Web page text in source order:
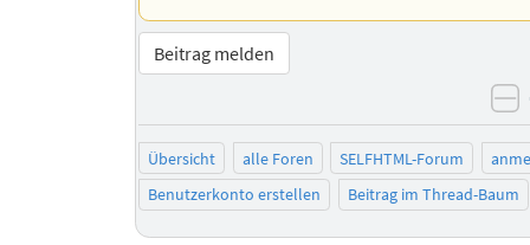
Beitrag melden
Übersicht alle Foren SELFHTML-Forum
Benutzerkonto erstellen
Beitrag im Thread-Baum